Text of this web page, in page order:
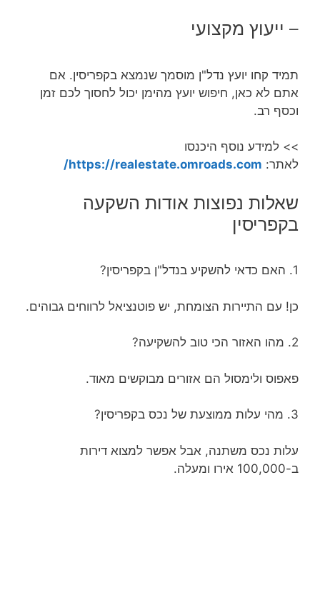
– ייעוץ מקצועי
תמיד קחו יועץ נדל"ן מוסמך שנמצא בקפריסין. אם
אתם לא כאן, חיפוש יועץ מהימן יכול לחסוך לכם זמן
וכסף רב.
>> למידע נוסף היכנסו
לאתר: https://realestate.omroads.com/
שאלות נפוצות אודות השקעה
בקפריסין
1. האם כדאי להשקיע בנדל"ן בקפריסין?
כן! עם התיירות הצומחת, יש פוטנציאל לרווחים גבוהים.
2. מהו האזור הכי טוב להשקיעה?
פאפוס ולימסול הם אזורים מבוקשים מאוד.
3. מהי עלות ממוצעת של נכס בקפריסין?
עלות נכס משתנה, אבל אפשר למצוא דירות
ב-100,000 אירו ומעלה.